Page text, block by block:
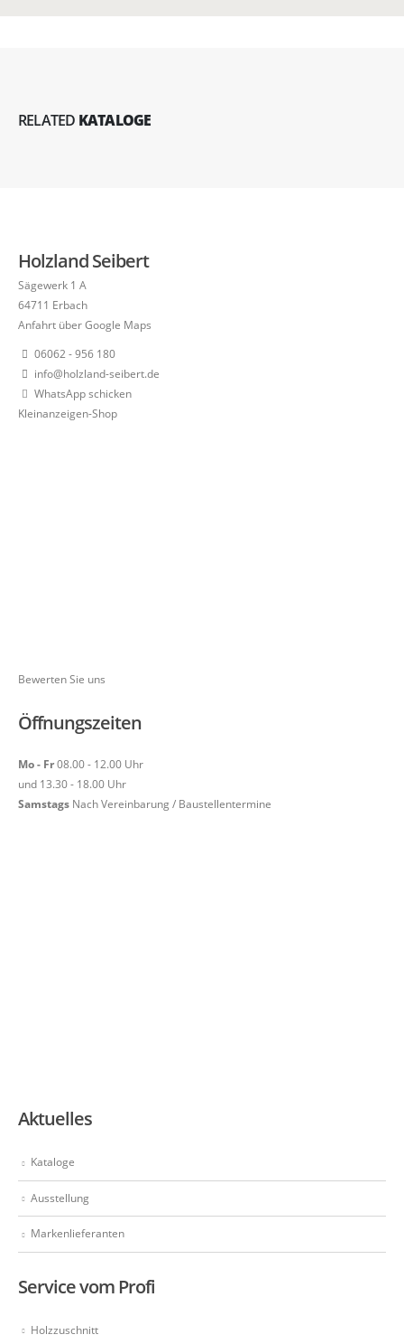
RELATED KATALOGE
Holzland Seibert
Sägewerk 1 A
64711 Erbach
Anfahrt über Google Maps
06062 - 956 180
info@holzland-seibert.de
WhatsApp schicken
Kleinanzeigen-Shop
Bewerten Sie uns
Öffnungszeiten
Mo - Fr08.00 - 12.00 Uhr
und 13.30 - 18.00 Uhr
Samstags Nach Vereinbarung / Baustellentermine
Aktuelles
Kataloge
Ausstellung
Markenlieferanten
Service vom Profi
Holzzuschnitt